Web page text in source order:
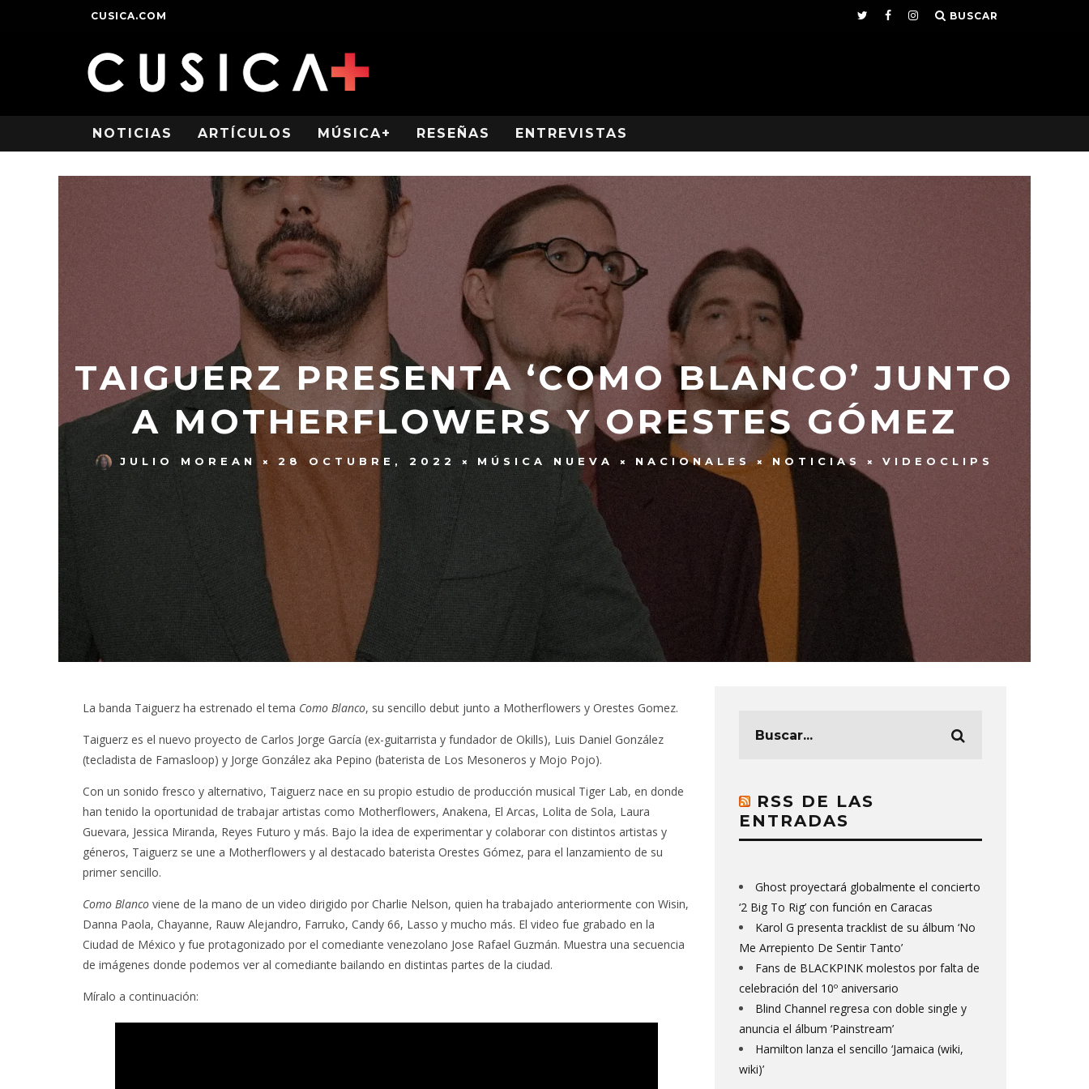
CUSICA.COM BUSCAR
NOTICIAS ARTÍCULOS MÚSICA+ RESEÑAS ENTREVISTAS
TAIGUERZ PRESENTA ‘COMO BLANCO’ JUNTO
A MOTHERFLOWERS Y ORESTES GÓMEZ
JULIO MOREAN 28 OCTUBRE, 2022 MÚSICA NUEVA NACIONALES NOTICIAS VIDEOCLIPS
La banda Taiguerz ha estrenado el tema Como Blanco, su sencillo debut junto a Motherflowers y Orestes Gomez.
Taiguerz es el nuevo proyecto de Carlos Jorge García (ex-guitarrista y fundador de Okills), Luis Daniel González
(tecladista de Famasloop) y Jorge González aka Pepino (baterista de Los Mesoneros y Mojo Pojo).
Con un sonido fresco y alternativo, Taiguerz nace en su propio estudio de producción musical Tiger Lab, en donde
han tenido la oportunidad de trabajar artistas como Motherflowers, Anakena, El Arcas, Lolita de Sola, Laura
Guevara, Jessica Miranda, Reyes Futuro y más. Bajo la idea de experimentar y colaborar con distintos artistas y
géneros, Taiguerz se une a Motherflowers y al destacado baterista Orestes Gómez, para el lanzamiento de su
primer sencillo.
Como Blanco viene de la mano de un video dirigido por Charlie Nelson, quien ha trabajado anteriormente con Wisin,
Danna Paola, Chayanne, Rauw Alejandro, Farruko, Candy 66, Lasso y mucho más. El video fue grabado en la
Ciudad de México y fue protagonizado por el comediante venezolano Jose Rafael Guzmán. Muestra una secuencia
de imágenes donde podemos ver al comediante bailando en distintas partes de la ciudad.
Míralo a continuación:
RSS DE LAS
ENTRADAS
Ghost proyectará globalmente el concierto
‘2 Big To Rig’ con función en Caracas
Karol G presenta tracklist de su álbum ‘No
Me Arrepiento De Sentir Tanto’
Fans de BLACKPINK molestos por falta de
celebración del 10º aniversario
Blind Channel regresa con doble single y
anuncia el álbum ‘Painstream’
Hamilton lanza el sencillo ‘Jamaica (wiki,
wiki)’